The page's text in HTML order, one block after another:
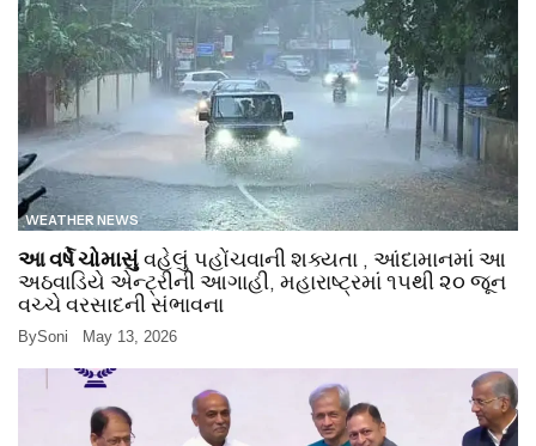
WEATHER NEWS
આ વર્ષે ચોમાસુંવહેલું પહોંચવાની શક્યતા , આંદામાનમાં આ
અઠવાડિયે એન્ટ્રીની આગાહી, મહારાષ્ટ્રમાં ૧૫થી ૨૦ જૂન
વચ્ચે વરસાદની સંભાવના
BySoni May 13, 2026